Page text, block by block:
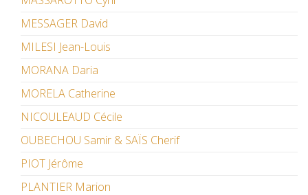
MESSAGER David
MILESI Jean-Louis
MORANA Daria
MORELA Catherine
NICOULEAUD Cécile
OUBECHOU Samir & SAÏS Cherif
PIOT Jérôme
PLANTIER Marion